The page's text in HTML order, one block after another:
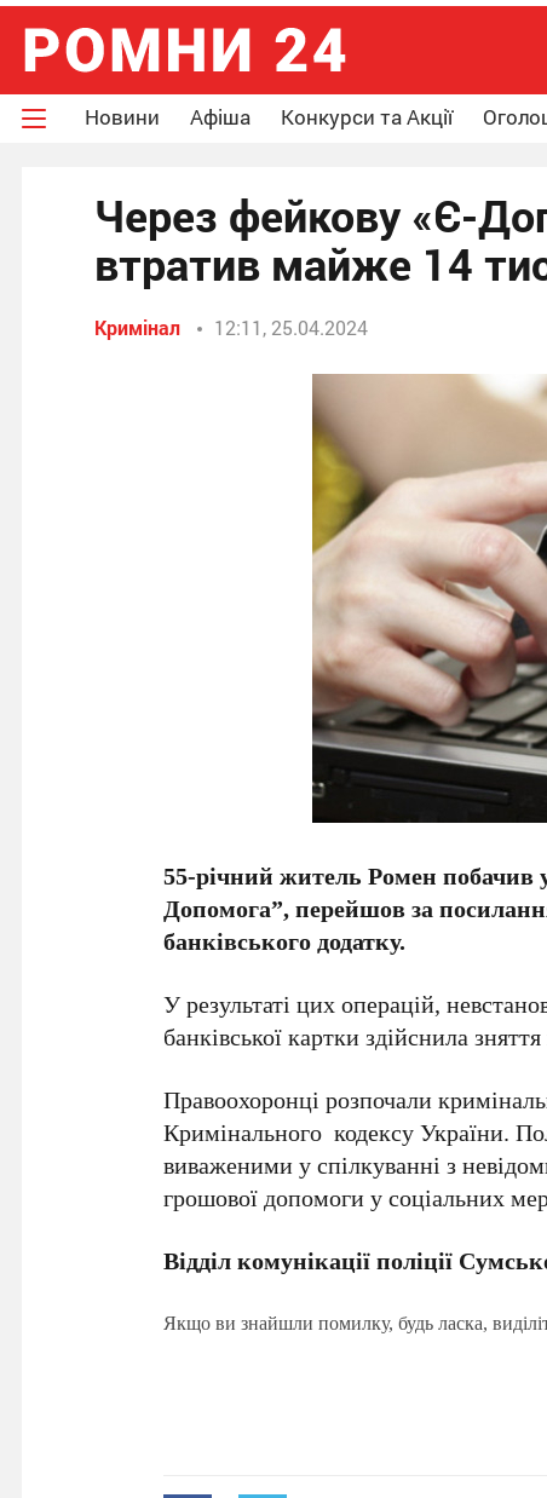
Новини Афіша Конкурси та Акції
Через фейкову «Є-
втратив майже 14
Кримінал 12:11, 25.04.2024
55-річний житель Ромен побачив
Допомога”, перейшов за
банківського додатку.
У результаті цих операцій,
банківської картки здійснила
Правоохоронці розпочали
Кримінального кодексу України.
виваженими у спілкуванні з
грошової допомоги у соціальних
Відділ комунікації поліції
Якщо ви знайшли помилку, будь ласка,